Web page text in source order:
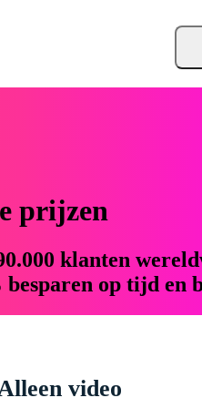
prijzen
klanten
op tijd en
video